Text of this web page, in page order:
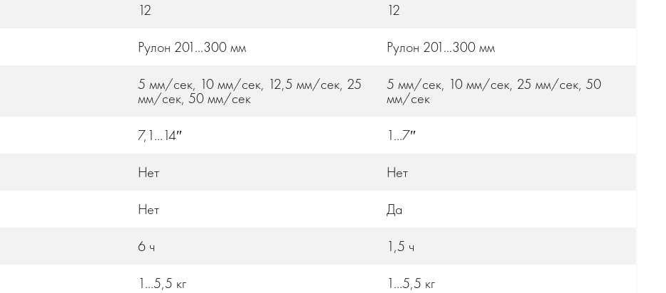
12
12
Рулон 201...300 мм
Рулон 201...300 мм
5 мм/сек, 10 мм/сек, 12,5 мм/сек, 25
мм/сек, 50 мм/сек
5 мм/сек, 10 мм/сек, 25 мм/сек, 50
мм/сек
7,1...14″
1...7″
Нет
Нет
Нет
Да
6 ч
1,5 ч
1...5,5 кг
1...5,5 кг